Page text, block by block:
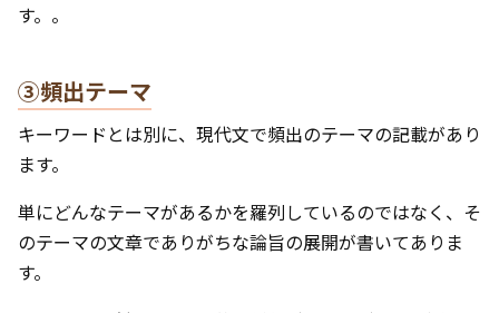
す。。
③頻出テーマ
キーワードとは別に、現代文で頻出のテーマの記載があり
ます。
単にどんなテーマがあるかを羅列しているのではなく、そ
のテーマの文章でありがちな論旨の展開が書いてありま
す。